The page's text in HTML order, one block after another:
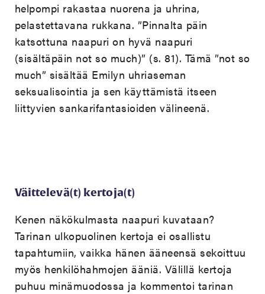
helpompi rakastaa nuorena ja uhrina,
pelastettavana rukkana. ”Pinnalta päin
katsottuna naapuri on hyvä naapuri
(sisältäpäin not so much)” (s. 81). Tämä ”not so
much” sisältää Emilyn uhriaseman
seksualisointia ja sen käyttämistä itseen
liittyvien sankarifantasioiden välineenä.
Väittelevä(t) kertoja(t)
Kenen näkökulmasta naapuri kuvataan?
Tarinan ulkopuolinen kertoja ei osallistu
tapahtumiin, vaikka hänen ääneensä sekoittuu
myös henkilöhahmojen ääniä. Välillä kertoja
puhuu minämuodossa ja kommentoi tarinan